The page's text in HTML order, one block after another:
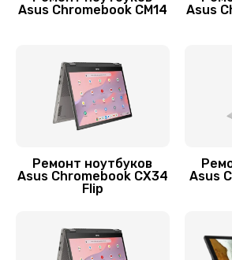
960 руб.
Ремонт цепей
Замена звуковой
1100 руб.
Замена шим-
Asus Chromebook CM14
Asus
Ремонт ноутбуков
Asus Chromebook CX34
Flip
Asus